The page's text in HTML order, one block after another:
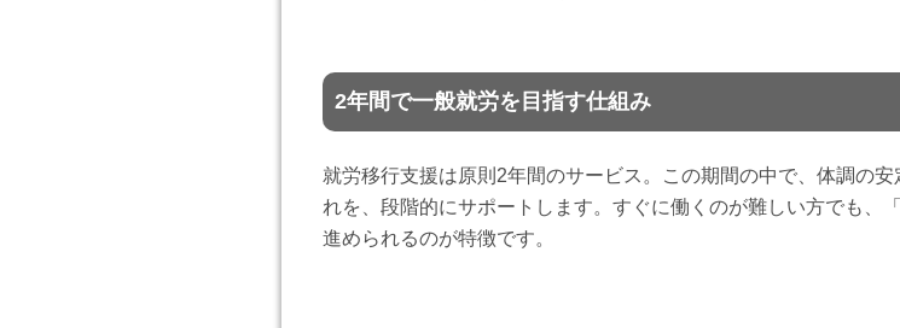
2年間で一般就労を目指す仕組み
就労移行支援は原則2年間のサービス。この期間の中で、体調
れを、段階的にサポートします。すぐに働くのが難しい方でも、
進められるのが特徴です。